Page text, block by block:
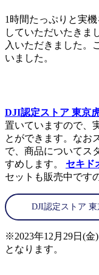
1時間たっぷりと実
していただいたきま
入いただきました。
いました。
DJI認定ストア 東京
置いていますので、
とができます。なお
で、商品についてス
すめします。 セキド
セットも販売中です
DJI認定ストア
※2023年12月29日(金
となります。